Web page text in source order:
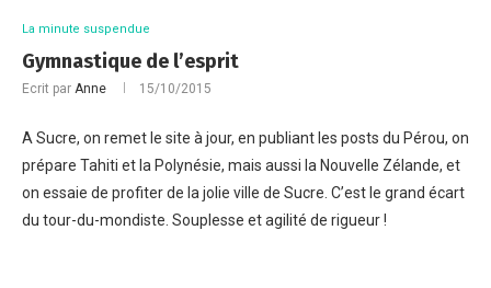
La minute suspendue
Gymnastique de l’esprit
Ecrit par Anne 15/10/2015
A Sucre, on remet le site à jour, en publiant les posts du Pérou, on
prépare Tahiti et la Polynésie, mais aussi la Nouvelle Zélande, et
on essaie de profiter de la jolie ville de Sucre. C’est le grand écart
du tour-du-mondiste. Souplesse et agilité de rigueur !